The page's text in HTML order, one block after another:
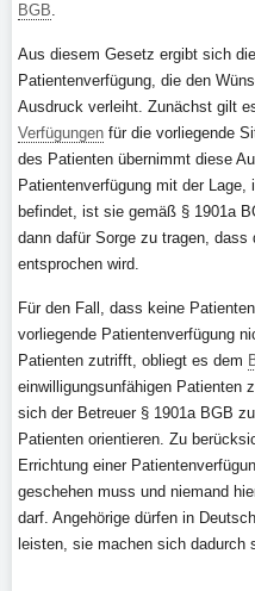
BGB.
Aus diesem Gesetz ergibt sich
Patientenverfügung, die den
Ausdruck verleiht. Zunächst gilt
Verfügungen für die vorliegende
des Patienten übernimmt diese
Patientenverfügung mit der
befindet, ist sie gemäß § 1901a
dann dafür Sorge zu tragen,
entsprochen wird.
Für den Fall, dass keine
vorliegende Patientenverfügung
Patienten zutrifft, obliegt es dem
einwilligungsunfähigen Patienten
sich der Betreuer § 1901a BGB
Patienten orientieren. Zu
Errichtung einer
geschehen muss und niemand
darf. Angehörige dürfen in
leisten, sie machen sich dadurch